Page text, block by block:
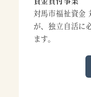
対馬市福祉資金
が、独立自活に
ます。